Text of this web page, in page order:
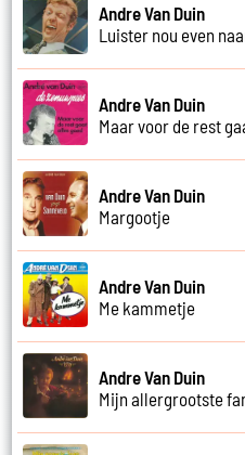
Andre Van Duin
Luister nou even
Andre Van Duin
Maar voor de rest
Andre Van Duin
Margootje
Andre Van Duin
Me kammetje
Andre Van Duin
Mijn allergrootste